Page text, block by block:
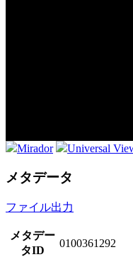
Mirador Universal
メタデータ
ファイル出力
メタデー
タID
0100361292